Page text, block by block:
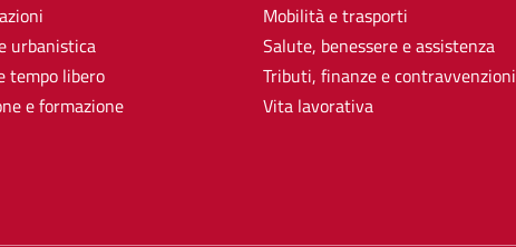
urbanistica
tempo libero
e formazione
Mobilità e trasporti
Salute, benessere e assistenza
Tributi, finanze e contravvenzioni
Vita lavorativa